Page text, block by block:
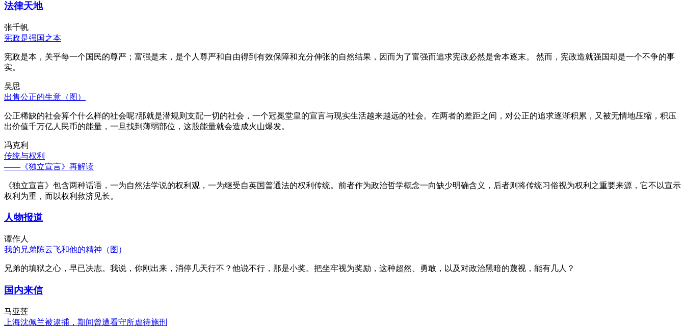
法律天地
张千帆
宪政是强国之本
宪政是本，关乎每一个国民的尊严；富强是末，是个人尊严和自由得到有效保障和充分伸张的自然结果，因而为了富强而追求宪政必然是舍本逐末。 然而，宪政造就强国却是一个不争的事
实。
吴思
出售公正的生意（图）
公正稀缺的社会算个什么样的社会呢?那就是潜规则支配一切的社会，一个冠冕堂皇的宣言与现实生活越来越远的社会。在两者的差距之间，对公正的追求逐渐积累，又被无情地压缩，积压
出价值千万亿人民币的能量，一旦找到薄弱部位，这股能量就会造成火山爆发。
冯克利
传统与权利
——《独立宣言》再解读
《独立宣言》包含两种话语，一为自然法学说的权利观，一为继受自英国普通法的权利传统。前者作为政治哲学概念一向缺少明确含义，后者则将传统习俗视为权利之重要来源，它不以宣示
权利为重，而以权利救济见长。
人物报道
谭作人
我的兄弟陈云飞和他的精神（图）
兄弟的填狱之心，早已决志。我说，你刚出来，消停几天行不？他说不行，那是小奖。把坐牢视为奖励，这种超然、勇敢，以及对政治黑暗的蔑视，能有几人？
国内来信
马亚莲
上海沈佩兰被逮捕，期间曾遭看守所虐待施刑